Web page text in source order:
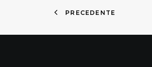
PRECEDENTE